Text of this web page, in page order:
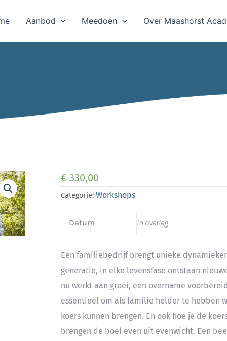
Aanbod Meedoen Over Maashorst
€ 330,00
Categorie: Workshops
Datum in overleg
Een familiebedrijf brengt unieke
generatie, in elke levensfase ontstaan
nu werkt aan groei, een overname
essentieel om als familie helder te hebben
koers kunnen brengen. En ook hoe je de
brengen de boel even uit evenwicht. Een